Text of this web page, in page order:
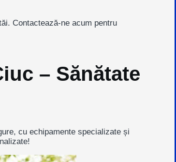
Contactează-ne acum pentru
– Sănătate
cu echipamente specializate și